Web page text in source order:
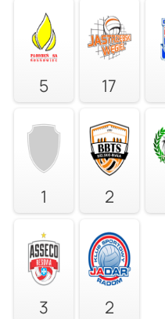
5 17
1 2
3 2